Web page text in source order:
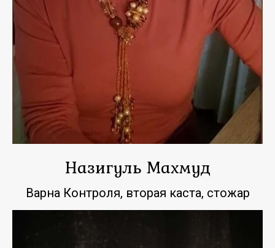
Назигуль Махмуд
Варна Контроля, вторая каста, стожар